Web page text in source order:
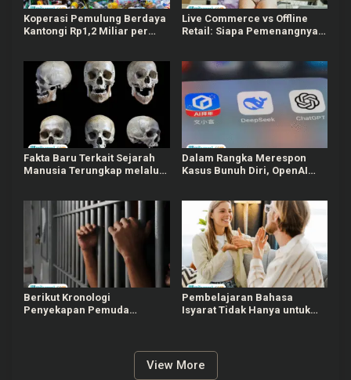
Koperasi Pemulung Berdaya
Kantongi Rp1,2 Miliar per
Live Commerce vs Offline
Retail: Siapa Pemenangnya
Fakta Baru Terkait Sejarah
Manusia Terungkap melalui
Dalam Rangka Merespon
Kasus Bunuh Diri, OpenAI
Berikut Kronologi
Penyekapan Pemuda
Pembelajaran Bahasa
Isyarat Tidak Hanya untuk
View More